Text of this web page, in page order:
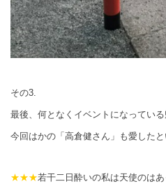
その3.
最後、何となくイベントになってい
今回はかの「高倉健さん」も愛した
★★★若干二日酔いの私は天使のは